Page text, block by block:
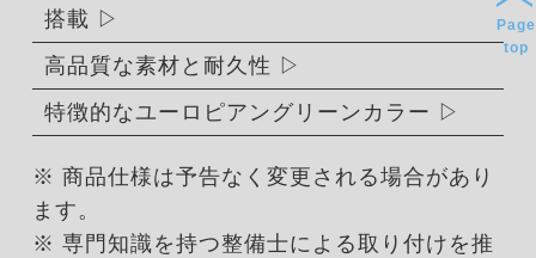
搭載
高品質な素材と耐久性
特徴的なユーロピアングリーンカラー
※ 商品仕様は予告なく変更される場合があり
ます。
※ 専門知識を持つ整備士による取り付けを推
Page
top